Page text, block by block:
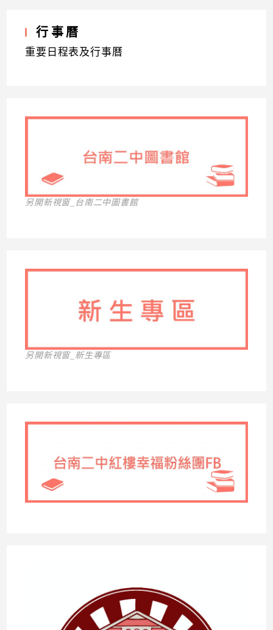
行事曆
重要日程表及行事曆
另開新視窗_台南二中圖書館
另開新視窗_新生專區